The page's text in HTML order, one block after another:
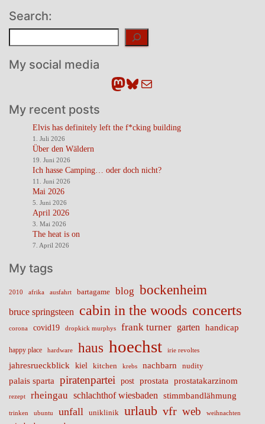
Search:
My social media
Mastodon
Bluesky
E-Mail
My recent posts
Elvis has definitely left the f*cking building
1. Juli 2026
Über den Wäldern
19. Juni 2026
Ich hasse Camping… oder doch nicht?
11. Juni 2026
Mai 2026
5. Juni 2026
April 2026
3. Mai 2026
The heat is on
7. April 2026
My tags
2010 afrika ausfahrt bartagame blog bockenheim
bruce springsteen cabin in the woods concerts
corona covid19 dropkick murphys frank turner garten handicap
happy place hardware haus hoechst irie revoltes
jahresrueckblick kiel kitchen krebs nachbarn nudity
palais sparta piratenpartei post prostata prostatakarzinom
rezept rheingau schlachthof wiesbaden stimmbandlähmung
trinken ubuntu unfall uniklinik urlaub vfr web weihnachten